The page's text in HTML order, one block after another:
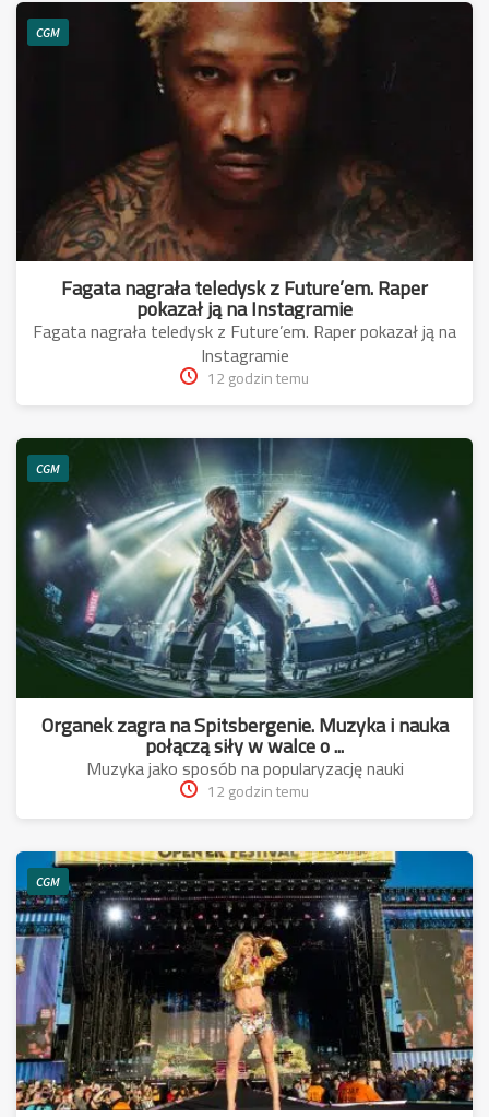
CGM
Fagata nagrała teledysk z Future’em. Raper
pokazał ją na Instagramie
Fagata nagrała teledysk z Future’em. Raper pokazał ją na
Instagramie
12 godzin temu
CGM
Organek zagra na Spitsbergenie. Muzyka i nauka
połączą siły w walce o ...
Muzyka jako sposób na popularyzację nauki
12 godzin temu
CGM